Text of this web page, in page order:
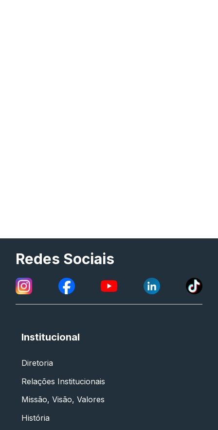
Redes Sociais
Institucional
Diretoria
Relações Institucionais
Missão, Visão, Valores
História